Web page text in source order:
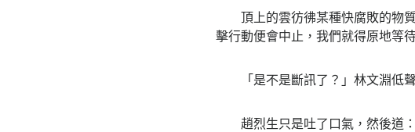
頂上的雲彷彿某種快腐敗的物質
擊行動便會中止，我們就得原地等
「是不是斷訊了？」林文淵低聲
趙烈生只是吐了口氣，然後道：